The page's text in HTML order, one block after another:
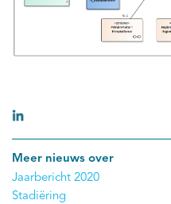
Meer nieuws over
Jaarbericht 2020
Stadiëring